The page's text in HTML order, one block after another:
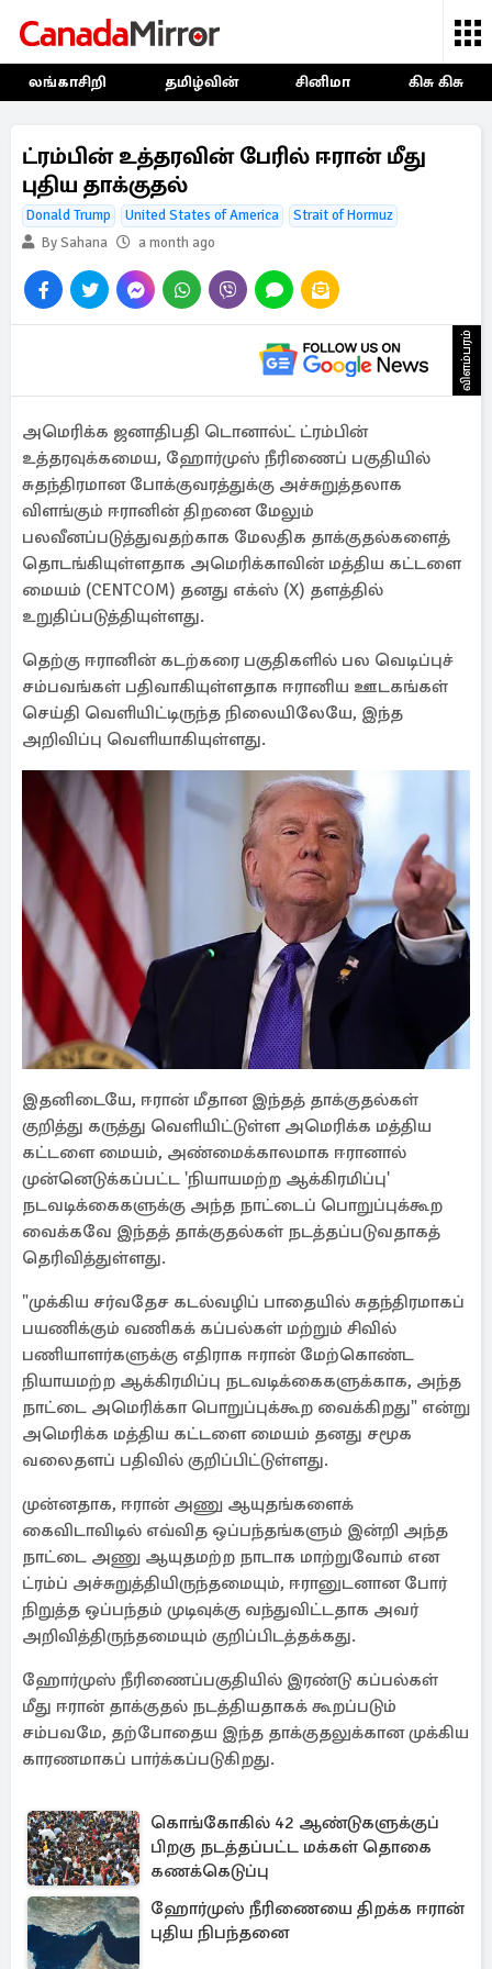
லங்காசிறி தமிழ்வின் சினிமா கிசு கிசு
ட்ரம்பின் உத்தரவின் பேரில் ஈரான் மீது
புதிய தாக்குதல்
Donald Trump United States of America
Strait of Hormuz
By Sahana
a month ago
விளம்பரம்
அமெரிக்க ஜனாதிபதி டொனால்ட் ட்ரம்பின்
உத்தரவுக்கமைய, ஹோர்முஸ் நீரிணைப் பகுதியில்
சுதந்திரமான போக்குவரத்துக்கு அச்சுறுத்தலாக
விளங்கும் ஈரானின் திறனை மேலும்
பலவீனப்படுத்துவதற்காக மேலதிக தாக்குதல்களைத்
தொடங்கியுள்ளதாக அமெரிக்காவின் மத்திய கட்டளை
மையம் (CENTCOM) தனது எக்ஸ் (X) தளத்தில்
உறுதிப்படுத்தியுள்ளது.
தெற்கு ஈரானின் கடற்கரை பகுதிகளில் பல வெடிப்புச்
சம்பவங்கள் பதிவாகியுள்ளதாக ஈரானிய ஊடகங்கள்
செய்தி வெளியிட்டிருந்த நிலையிலேயே, இந்த
அறிவிப்பு வெளியாகியுள்ளது.
இதனிடையே, ஈரான் மீதான இந்தத் தாக்குதல்கள்
குறித்து கருத்து வெளியிட்டுள்ள அமெரிக்க மத்திய
கட்டளை மையம், அண்மைக்காலமாக ஈரானால்
முன்னெடுக்கப்பட்ட 'நியாயமற்ற ஆக்கிரமிப்பு'
நடவடிக்கைகளுக்கு அந்த நாட்டைப் பொறுப்புக்கூற
வைக்கவே இந்தத் தாக்குதல்கள் நடத்தப்படுவதாகத்
தெரிவித்துள்ளது.
"முக்கிய சர்வதேச கடல்வழிப் பாதையில் சுதந்திரமாகப்
பயணிக்கும் வணிகக் கப்பல்கள் மற்றும் சிவில்
பணியாளர்களுக்கு எதிராக ஈரான் மேற்கொண்ட
நியாயமற்ற ஆக்கிரமிப்பு நடவடிக்கைகளுக்காக, அந்த
நாட்டை அமெரிக்கா பொறுப்புக்கூற வைக்கிறது" என்று
அமெரிக்க மத்திய கட்டளை மையம் தனது சமூக
வலைதளப் பதிவில் குறிப்பிட்டுள்ளது.
முன்னதாக, ஈரான் அணு ஆயுதங்களைக்
கைவிடாவிடில் எவ்வித ஒப்பந்தங்களும் இன்றி அந்த
நாட்டை அணு ஆயுதமற்ற நாடாக மாற்றுவோம் என
ட்ரம்ப் அச்சுறுத்தியிருந்தமையும், ஈரானுடனான போர்
நிறுத்த ஒப்பந்தம் முடிவுக்கு வந்துவிட்டதாக அவர்
அறிவித்திருந்தமையும் குறிப்பிடத்தக்கது.
ஹோர்முஸ் நீரிணைப்பகுதியில் இரண்டு கப்பல்கள்
மீது ஈரான் தாக்குதல் நடத்தியதாகக் கூறப்படும்
சம்பவமே, தற்போதைய இந்த தாக்குதலுக்கான முக்கிய
காரணமாகப் பார்க்கப்படுகிறது.
கொங்கோகில் 42 ஆண்டுகளுக்குப்
பிறகு நடத்தப்பட்ட மக்கள் தொகை
கணக்கெடுப்பு
ஹோர்முஸ் நீரிணையை திறக்க ஈரான்
புதிய நிபந்தனை